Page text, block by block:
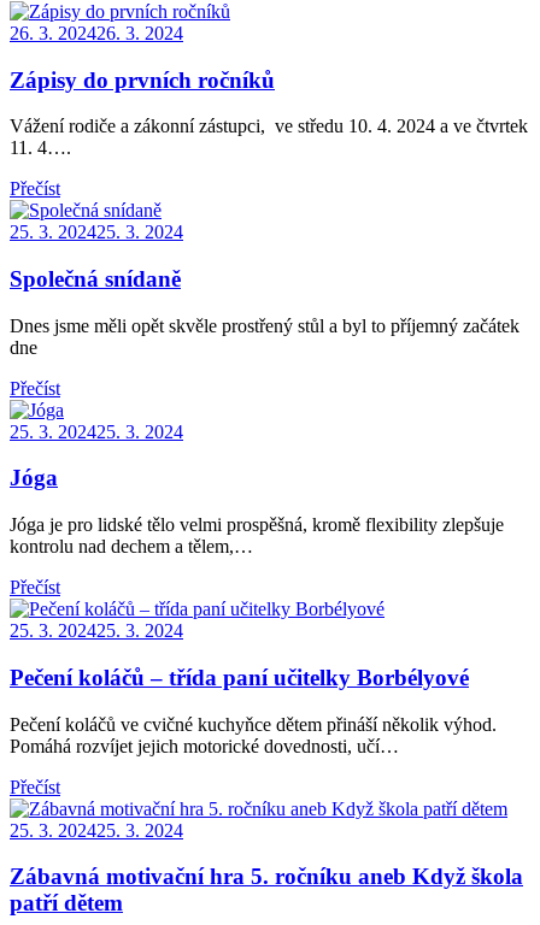
Posted
26. 3. 202426. 3. 2024
Zápisy do prvních ročníků
Vážení rodiče a zákonní zástupci, ve středu 10. 4. 2024 a ve čtvrtek
11. 4….
Přečíst
Posted
25. 3. 202425. 3. 2024
Společná snídaně
Dnes jsme měli opět skvěle prostřený stůl a byl to příjemný začátek
dne
Přečíst
Posted
25. 3. 202425. 3. 2024
Jóga
Jóga je pro lidské tělo velmi prospěšná, kromě flexibility zlepšuje
kontrolu nad dechem a tělem,…
Přečíst
Posted
25. 3. 202425. 3. 2024
Pečení koláčů – třída paní učitelky Borbélyové
Pečení koláčů ve cvičné kuchyňce dětem přináší několik výhod.
Pomáhá rozvíjet jejich motorické dovednosti, učí…
Přečíst
Posted
25. 3. 202425. 3. 2024
Zábavná motivační hra 5. ročníku aneb Když škola
patří dětem